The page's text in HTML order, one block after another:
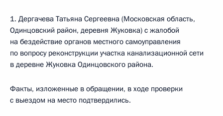
1. Дергачева Татьяна Сергеевна (Московская область,
Одинцовский район, деревня Жуковка) с жалобой
на бездействие органов местного самоуправления
по вопросу реконструкции участка канализационной сети
в деревне Жуковка Одинцовского района.
Факты, изложенные в обращении, в ходе проверки
с выездом на место подтвердились.